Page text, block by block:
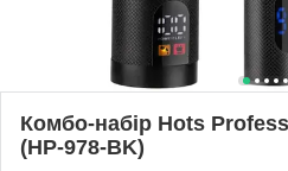
Комбо-набір Hots
(HP-978-BK)